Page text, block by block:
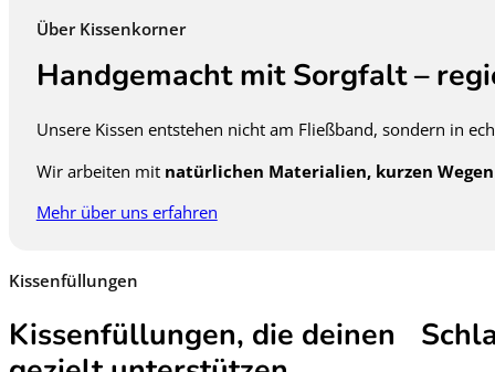
Über Kissenkorner
Handgemacht mit Sorgfalt –
Unsere Kissen entstehen nicht am Fließband, sondern in
Wir arbeiten mit natürlichen Materialien, kurzen Wegen
Mehr über uns erfahren
Kissenfüllungen
Kissenfüllungen, die deinen